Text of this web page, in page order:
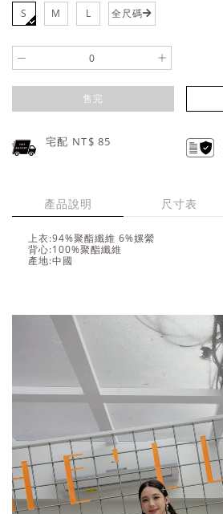
S M L 全尺碼
- +
售完
宅配 NT$85
產品說明 尺寸表
上衣:94%聚酯纖維 6%嫘縈
背心:100%聚酯纖維
產地:中國